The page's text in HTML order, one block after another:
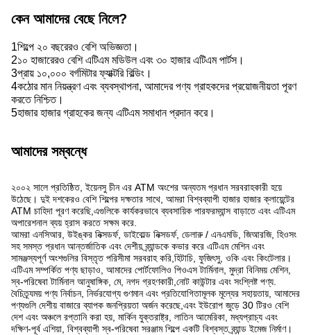
কেন আমাদের বেছে নিলে?
1শিল্পে ২০ বছরেরও বেশি অভিজ্ঞতা।
2১০ হাজারেরও বেশি এটিএম মডিউল এবং ৩০ হাজার এটিএম পার্টস।
3প্রায় ১০,০০০ বর্গমিটার ফ্যাক্টরি বিল্ডিং।
4কঠোর মান নিয়ন্ত্রণ এবং ব্যবস্থাপনা, আমাদের পণ্য গ্রাহকদের প্রয়োজনীয়তা পূরণ
করতে নিশ্চিত।
5হাজার হাজার গ্রাহকের জন্য এটিএম সমাধান প্রদান করে।
আমাদের সম্বন্ধে
২০০২ সালে প্রতিষ্ঠিত, ইয়েনসু চীন এর ATM অংশের অন্যতম প্রধান সরবরাহকারী হয়ে
উঠেছে। দুই দশকেরও বেশি শিল্পের দক্ষতার সাথে, আমরা বিশ্বব্যাপী হাজার হাজার ক্লায়েন্টের
ATM চাহিদা পূরণ করেছি,এগুলিকে কার্যকরভাবে ব্যবসায়িক পারফরম্যান্স বাড়াতে এবং এটিএম
অপারেশনাল ব্যয় হ্রাস করতে সক্ষম করে.
আমরা এনসিআর, উইঙ্কর নিক্সডর্ফ, ডাইবোল্ড নিক্সডর্ফ, ডেলারু / এনএমডি, জিআরজি, হিওসং
সহ সমস্ত প্রধান আন্তর্জাতিক এবং দেশীয় ব্র্যান্ডকে কভার করে এটিএম মেশিন এবং
সামঞ্জস্যপূর্ণ অংশগুলির বিস্তৃত পরিসীমা সরবরাহ করি,হিটাচি, ফুজিৎসু, ওকি এবং কিংটেলার।
এটিএম সম্পর্কিত পণ্য ছাড়াও, আমাদের পোর্টফোলিও পিওএস টার্মিনাল, মুদ্রা বিনিময় মেশিন,
স্ব-পরিষেবা টার্মিনাল আনুষাঙ্গিক, মে, নগদ গ্রহণকারী,নোট কাউন্টার এবং সংশ্লিষ্ট পণ্য.
বৈচিত্র্যময় পণ্য নির্বাচন, নির্ভরযোগ্য গুণমান এবং প্রতিযোগিতামূলক মূল্যের সহায়তায়, আমাদের
পণ্যগুলি দেশীয় বাজারে ব্যাপক জনপ্রিয়তা অর্জন করেছে,এবং ইউরোপ জুড়ে 30 টিরও বেশি
দেশ এবং অঞ্চলে রপ্তানি করা হয়, মার্কিন যুক্তরাষ্ট্র, লাতিন আমেরিকা, মধ্যপ্রাচ্য এবং
দক্ষিণ-পূর্ব এশিয়া, বিশ্বব্যাপী স্ব-পরিষেবা সরঞ্জাম শিল্পে একটি বিশ্বস্ত ব্র্যান্ড ইমেজ নির্মাণ।